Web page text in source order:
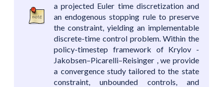
a projected Euler time discretization and
an endogenous stopping rule to preserve
the constraint, yielding an implementable
discrete-time control problem. Within the
policy-timestep framework of Krylov -
Jakobsen–Picarelli–Reisinger , we provide
a convergence study tailored to the state
constraint, unbounded controls, and